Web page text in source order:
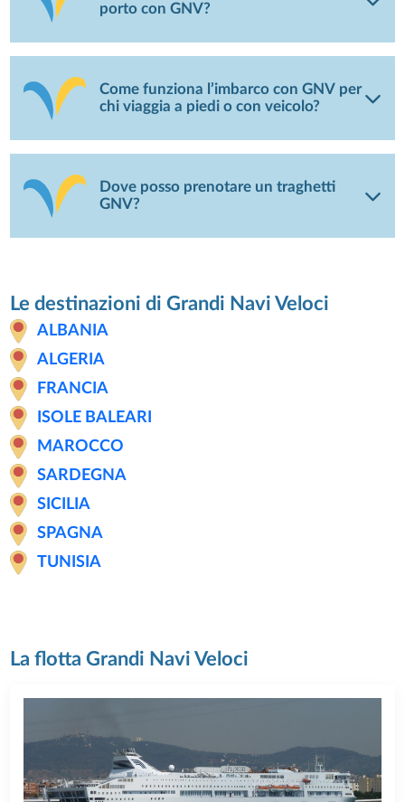
porto con GNV?
Come funziona l’imbarco con GNV per
chi viaggia a piedi o con veicolo?
Dove posso prenotare un traghetti
GNV?
Le destinazioni di Grandi Navi Veloci
ALBANIA
ALGERIA
FRANCIA
ISOLE BALEARI
MAROCCO
SARDEGNA
SICILIA
SPAGNA
TUNISIA
La flotta Grandi Navi Veloci